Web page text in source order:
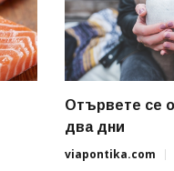
Отървете се
два дни
viapontika.com